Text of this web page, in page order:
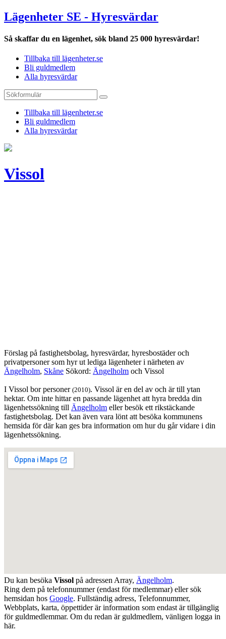
Lägenheter SE - Hyresvärdar
Så skaffar du en lägenhet, sök bland 25 000 hyresvärdar!
Tillbaka till lägenheter.se
Bli guldmedlem
Alla hyresvärdar
Tillbaka till lägenheter.se
Bli guldmedlem
Alla hyresvärdar
Vissol
Förslag på fastighetsbolag, hyresvärdar, hyresbostäder och
privatpersoner som hyr ut lediga lägenheter i närheten av
Ängelholm, Skåne Sökord: Ängelholm och Vissol
I Vissol bor personer (2010). Vissol är en del av och är till ytan
hektar. Om inte hittar en passande lägenhet att hyra bredda din
lägenhetssökning till Ängelholm eller besök ett rikstäckande
fastighetsbolag. Det kan även vara lönt att besöka kommunens
hemsida för där kan ges bra information om hur du går vidare i din
lägenhetssökning.
Du kan besöka Vissol på adressen Array, Ängelholm.
Ring dem på telefonnummer (endast för medlemmar) eller sök
hemsidan hos Google. Fullständig adress, Telefonnummer,
Webbplats, karta, öppettider är information som endast är tillgänglig
för guldmedlemmar. Om du redan är guldmedlem, vänligen logga in
här.